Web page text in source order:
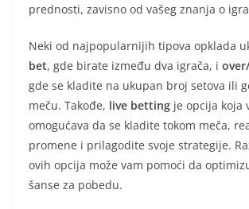
prednosti, zavisno od vašeg znanja o
Neki od najpopularnijih tipova opklada
bet, gde birate između dva igrača, i
gde se kladite na ukupan broj setova ili
meču. Takođe, live betting je opcija koja
omogućava da se kladite tokom meča,
promene i prilagodite svoje strategije.
ovih opcija može vam pomoći da
šanse za pobedu.